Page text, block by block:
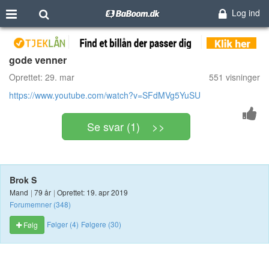
Log ind
gode venner
Oprettet: 29. mar
551 visninger
https://www.youtube.com/watch?v=SFdMVg5YuSU
Se svar (1) >>
Brok S
Mand | 79 år | Oprettet: 19. apr 2019
Forumemner (348)
Følg
Følger (4) Følgere (30)